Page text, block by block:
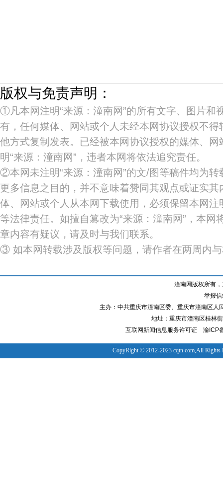
版权与免责声明：
①凡本网注明“来源：潼南网”的所有文字、图片和
有，任何媒体、网站或个人未经本网协议授权不
他方式复制发表。已经被本网协议授权的媒体、
明“来源：潼南网”，违者本网将依法追究责任。
②本网未注明“来源：潼南网”的文/图等稿件均为
更多信息之目的，并不意味着赞同其观点或证实
体、网站或个人从本网下载使用，必须保留本网注
等法律责任。如擅自篡改为“来源：潼南网”，本网
章内容有疑议，请及时与我们联系。
③ 如本网转载涉及版权等问题，请作者在两周内
潼南网版权所有
举报
主办：中共重庆市潼南区委、重庆市潼南区
地址：重庆市潼南区桂林
互联网新闻信息服务许可证
渝ICP
CopyRight © 2012-2023 cqtn.com,All Rights